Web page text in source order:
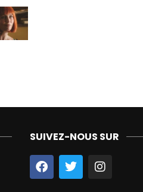
SUIVEZ-NOUS SUR